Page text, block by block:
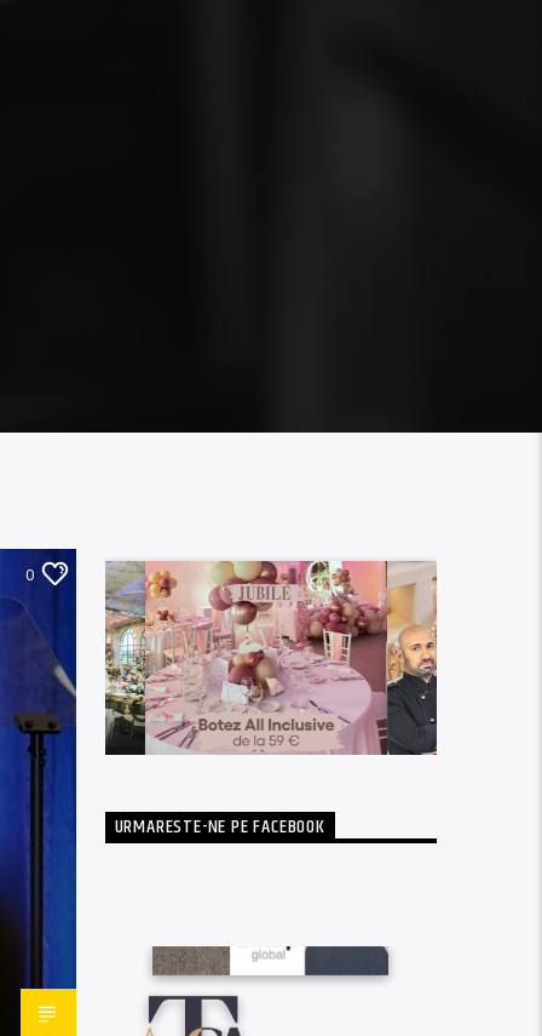
0
URMARESTE-NE PE FACEBOOK